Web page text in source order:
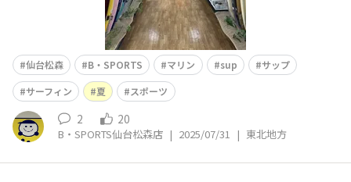
仙台松森 B・SPORTS マリン sup
サップ
サーフィン
夏 スポーツ
2 20
B・SPORTS仙台松森店 | 2025/07/31 | 東北地方